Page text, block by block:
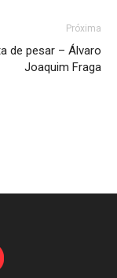
Próxima
de pesar – Álvaro
Joaquim Fraga